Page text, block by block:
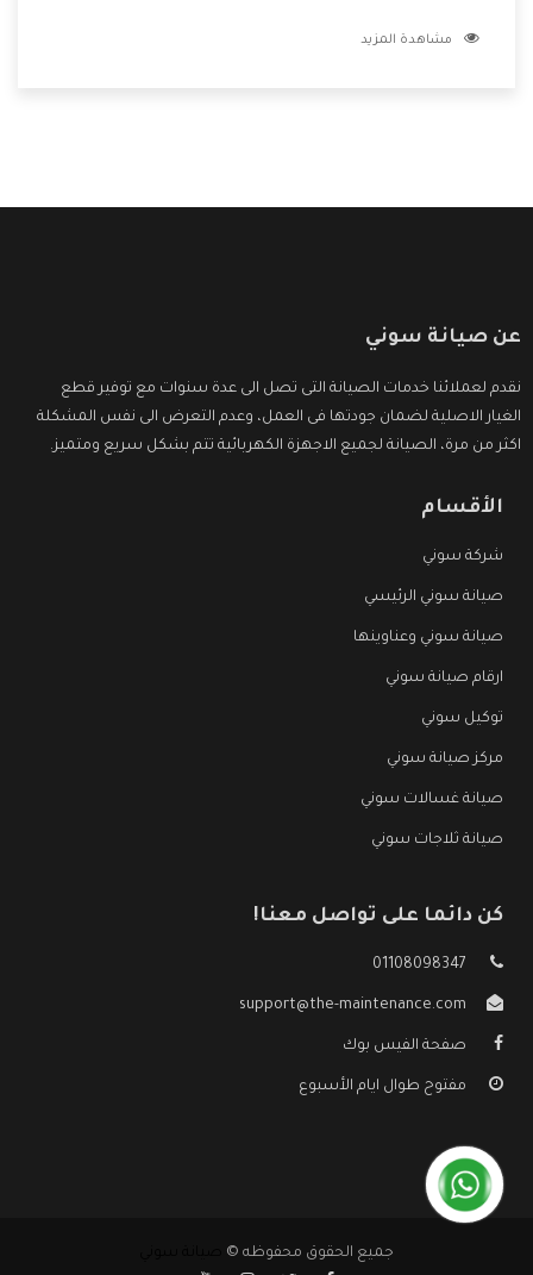
الشركة بها والتى تكون منها خدمة الصيانة التى تكون من أهم
مشاهدة المزيد
عن صيانة سوني
نقدم لعملائنا خدمات الصيانة التى تصل الى عدة سنوات مع توفير قطع
الغيار الاصلية لضمان جودتها فى العمل، وعدم التعرض الى نفس المشكلة
اكثر من مرة، الصيانة لجميع الاجهزة الكهربائية تتم بشكل سريع ومتميز.
الأقسام
شركة سوني
صيانة سوني الرئيسي
صيانة سوني وعناوينها
ارقام صيانة سوني
توكيل سوني
مركز صيانة سوني
صيانة غسالات سوني
صيانة ثلاجات سوني
كن دائما على تواصل معنا!
01108098347
support@the-maintenance.com
صفحة الفيس بوك
مفتوح طوال ايام الأسبوع
جميع الحقوق محفوظه ©